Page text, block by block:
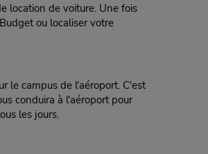
location de voiture. Une fois
ou localiser votre
le campus de l'aéroport. C'est
conduira à l'aéroport pour
les jours.